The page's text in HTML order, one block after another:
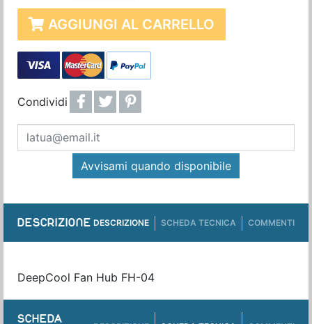
AGGIUNGI AL CARRELLO
Condividi
Avvisami quando disponibile
DESCRIZIONE DESCRIZIONE SCHEDA TECNICA COMMENTI
DeepCool Fan Hub FH-04
SCHEDA